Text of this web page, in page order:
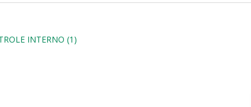
INTERNO (1)